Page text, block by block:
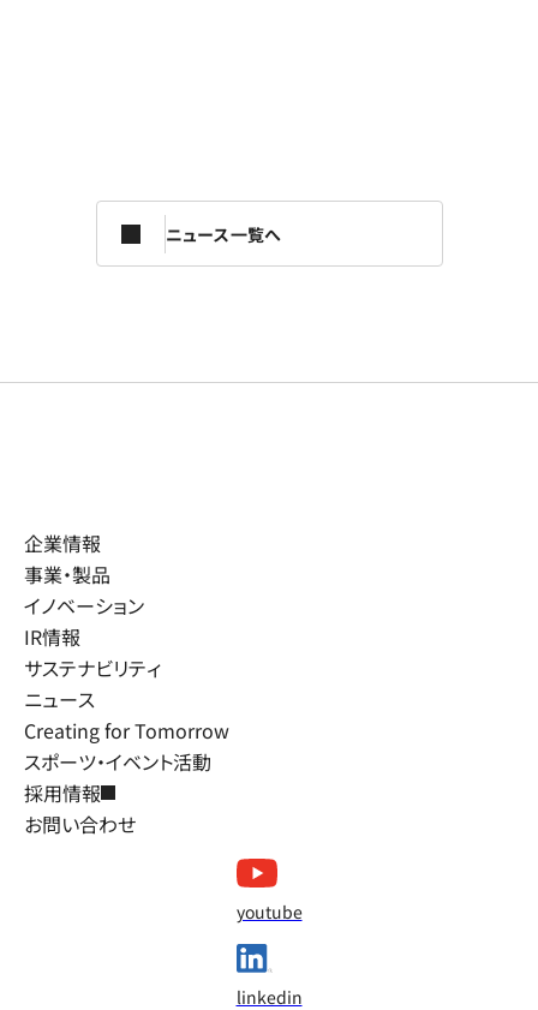
ニュース一覧へ
企業情報
事業・製品
イノベーション
IR情報
サステナビリティ
ニュース
Creating for Tomorrow
スポーツ・イベント活動
採用情報
お問い合わせ
youtube
linkedin